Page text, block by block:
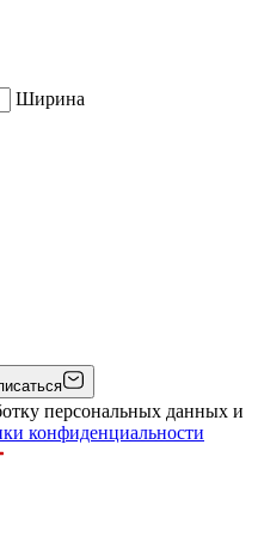
Ширина
персональных данных и
конфиденциальности